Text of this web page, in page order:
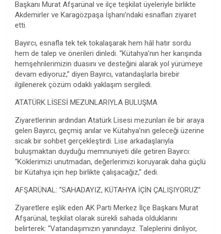
Başkanı Murat Afşarünal ve ilçe teşkilat üyeleriyle birlikte
Akdemirler ve Karagözpaşa İşhanı’ndaki esnafları ziyaret
etti.
Bayırcı, esnafla tek tek tokalaşarak hem hâl hatır sordu
hem de talep ve önerileri dinledi. “Kütahya’nın her karışında
hemşehrilerimizin duasını ve desteğini alarak yol yürümeye
devam ediyoruz,” diyen Bayırcı, vatandaşlarla birebir
ilgilenerek çözüm odaklı yaklaşım sergiledi.
ATATÜRK LİSESİ MEZUNLARIYLA BULUŞMA
Ziyaretlerinin ardından Atatürk Lisesi mezunları ile bir araya
gelen Bayırcı, geçmiş anılar ve Kütahya’nın geleceği üzerine
sıcak bir sohbet gerçekleştirdi. Lise arkadaşlarıyla
buluşmaktan duyduğu memnuniyeti dile getiren Bayırcı:
“Köklerimizi unutmadan, değerlerimizi koruyarak daha güçlü
bir Kütahya için hep birlikte çalışacağız,” dedi.
AFŞARÜNAL: “SAHADAYIZ, KÜTAHYA İÇİN ÇALIŞIYORUZ”
Ziyaretlere eşlik eden AK Parti Merkez İlçe Başkanı Murat
Afşarünal, teşkilat olarak sürekli sahada olduklarını
belirterek: “Vatandaşımızın yanındayız. Taleplerini dinliyor,